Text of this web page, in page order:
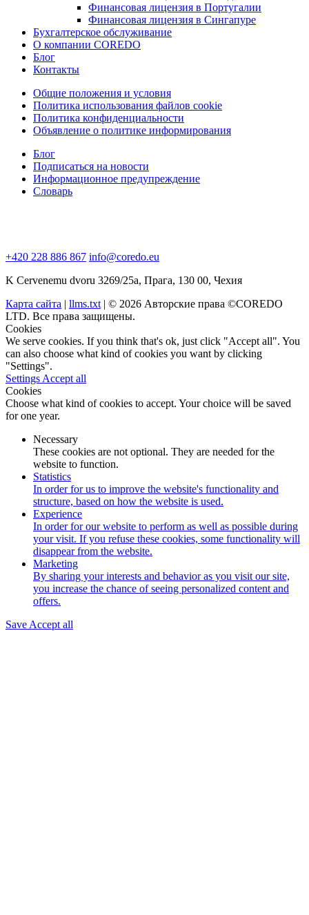
Финансовая лицензия в Португалии
Финансовая лицензия в Сингапуре
Бухгалтерское обслуживание
О компании COREDO
Блог
Контакты
Общие положения и условия
Политика использования файлов cookie
Политика конфиденциальности
Объявление о политике информирования
Блог
Подписаться на новости
Информационное предупреждение
Словарь
+420 228 886 867 info@coredo.eu
K Cervenemu dvoru 3269/25a, Прага, 130 00, Чехия
Карта сайта | llms.txt | © 2026 Авторские права ©COREDO
LTD. Все права защищены.
Cookies
We serve cookies. If you think that's ok, just click "Accept all". You
can also choose what kind of cookies you want by clicking
"Settings".
Settings Accept all
Cookies
Choose what kind of cookies to accept. Your choice will be saved
for one year.
Necessary
These cookies are not optional. They are needed for the
website to function.
Statistics
In order for us to improve the website's functionality and
structure, based on how the website is used.
Experience
In order for our website to perform as well as possible during
your visit. If you refuse these cookies, some functionality will
disappear from the website.
Marketing
By sharing your interests and behavior as you visit our site,
you increase the chance of seeing personalized content and
offers.
Save Accept all